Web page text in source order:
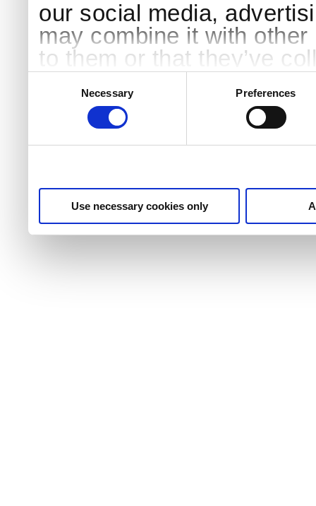
our social media,
may combine it with
to them or that they’ve
Consent
Necessary Preferences
Use necessary cookies only